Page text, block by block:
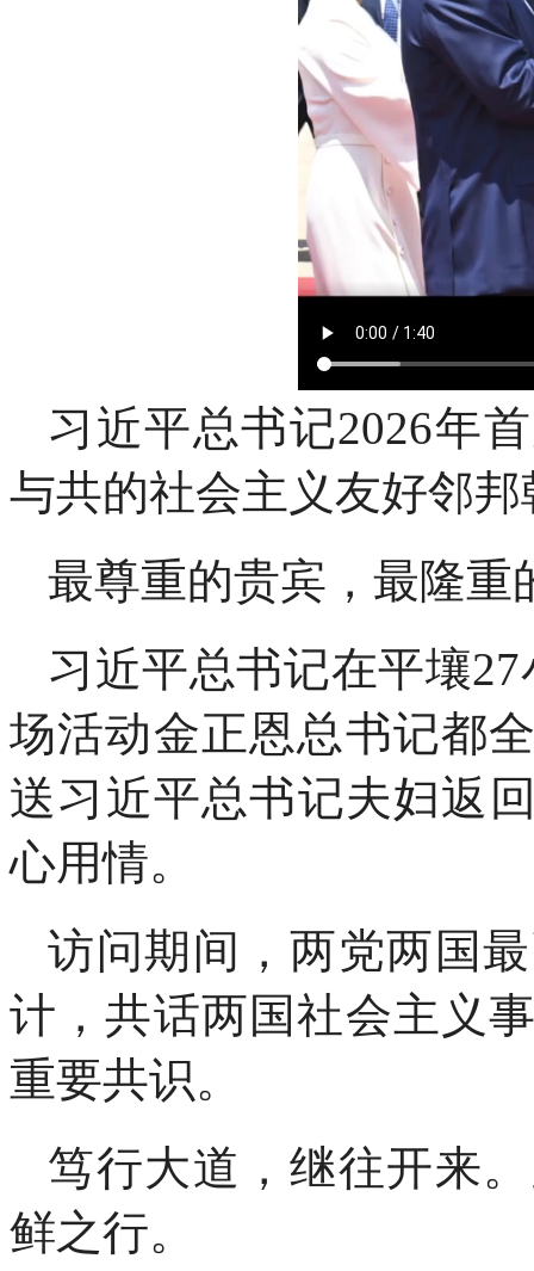
习近平总书记2026年
与共的社会主义友好邻邦
最尊重的贵宾，最隆重
习近平总书记在平壤
场活动金正恩总书记都
送习近平总书记夫妇返
心用情。
访问期间，两党两国
计，共话两国社会主义
重要共识。
笃行大道，继往开来
鲜之行。